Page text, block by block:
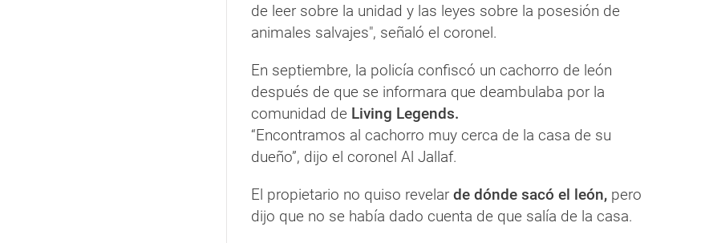
de leer sobre la unidad y las leyes sobre la posesión de
animales salvajes", señaló el coronel.
En septiembre, la policía confiscó un cachorro de león
después de que se informara que deambulaba por la
comunidad de Living Legends.
“Encontramos al cachorro muy cerca de la casa de su
dueño”, dijo el coronel Al Jallaf.
El propietario no quiso revelar de dónde sacó el león, pero
dijo que no se había dado cuenta de que salía de la casa.